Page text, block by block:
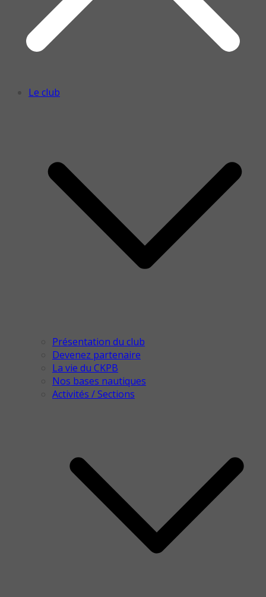
Le club
Présentation du club
Devenez partenaire
La vie du CKPB
Nos bases nautiques
Activités / Sections